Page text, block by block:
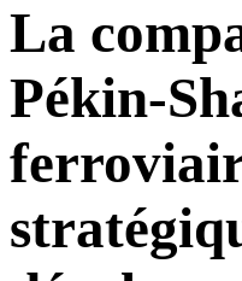
La
Pékin-